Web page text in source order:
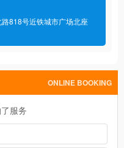
818号近铁城市广场北座
ONLINE BOOKING
服务